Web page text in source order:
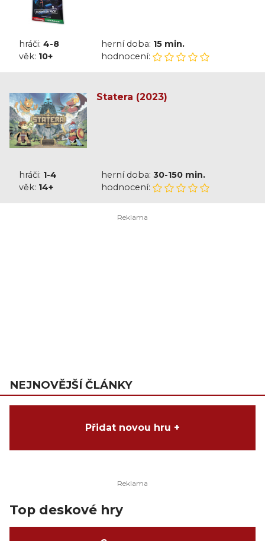
hráči: 4-8 herní doba: 15 min.
věk: 10+ hodnocení:
Statera (2023)
hráči: 1-4 herní doba: 30-150 min.
věk: 14+ hodnocení:
NEJNOVĚJŠÍ ČLÁNKY
Přidat novou hru +
Top deskové hry